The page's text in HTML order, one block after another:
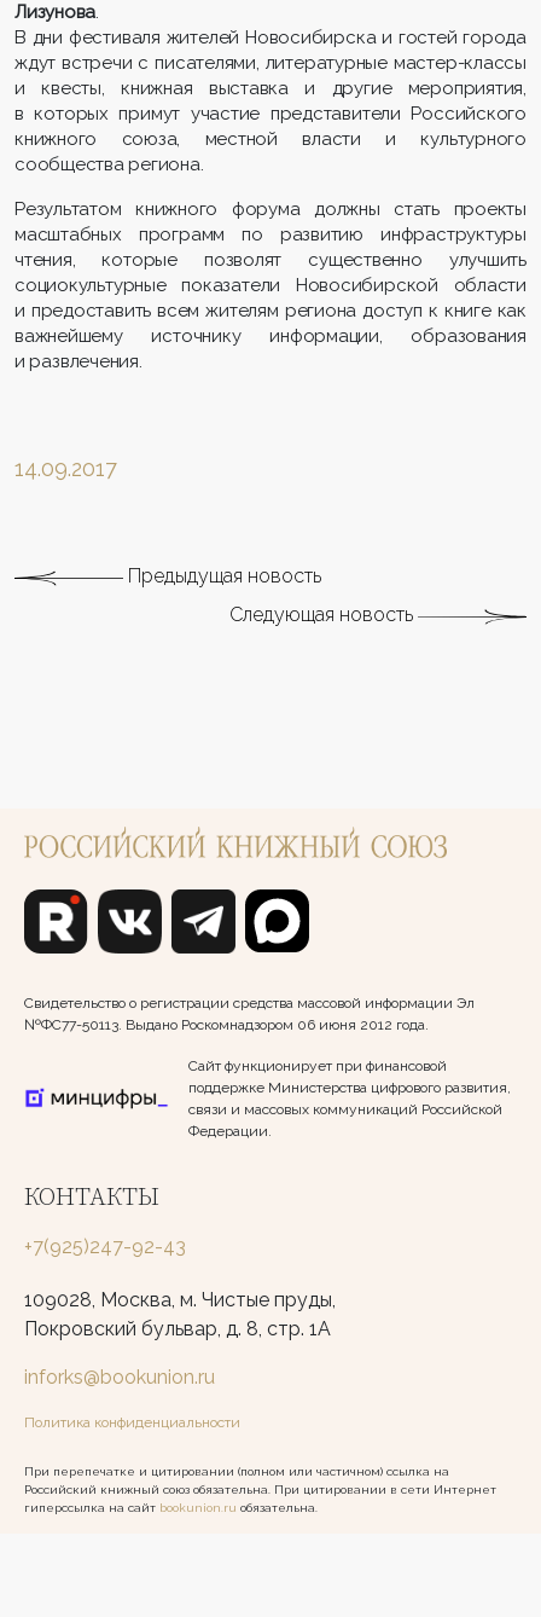
Лизунова.
В дни фестиваля жителей Новосибирска и гостей города
ждут встречи с писателями, литературные мастер-классы
и квесты, книжная выставка и другие мероприятия,
в которых примут участие представители Российского
книжного союза, местной власти и культурного
сообщества региона.
Результатом книжного форума должны стать проекты
масштабных программ по развитию инфраструктуры
чтения, которые позволят существенно улучшить
социокультурные показатели Новосибирской области
и предоставить всем жителям региона доступ к книге как
важнейшему источнику информации, образования
и развлечения.
14.09.2017
Предыдущая новость
Следующая новость
Свидетельство о регистрации средства массовой информации Эл
№ФС77-50113. Выдано Роскомнадзором 06 июня 2012 года.
Сайт функционирует при финансовой
поддержке Министерства цифрового развития,
связи и массовых коммуникаций Российской
Федерации.
КОНТАКТЫ
+7(925)247-92-43
109028, Москва, м. Чистые пруды,
Покровский бульвар, д. 8, стр. 1А
inforks@bookunion.ru
Политика конфиденциальности
При перепечатке и цитировании (полном или частичном) ссылка на
Российский книжный союз обязательна. При цитировании в сети Интернет
гиперссылка на сайт bookunion.ru обязательна.